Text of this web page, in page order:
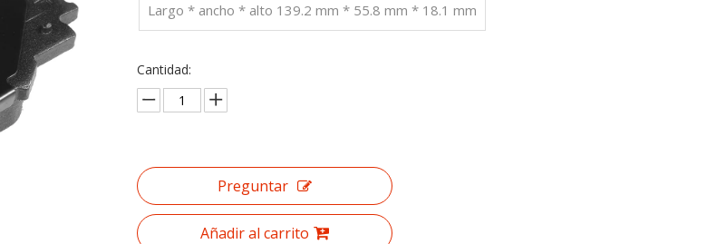
Largo * ancho * alto 139.2 mm * 55.8 mm * 18.1 mm
Cantidad:
Preguntar
Añadir al carrito